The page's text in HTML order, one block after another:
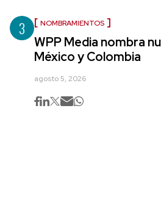
3 NOMBRAMIENTOS
WPP Media nombra
México y Colombia
agosto 5, 2026